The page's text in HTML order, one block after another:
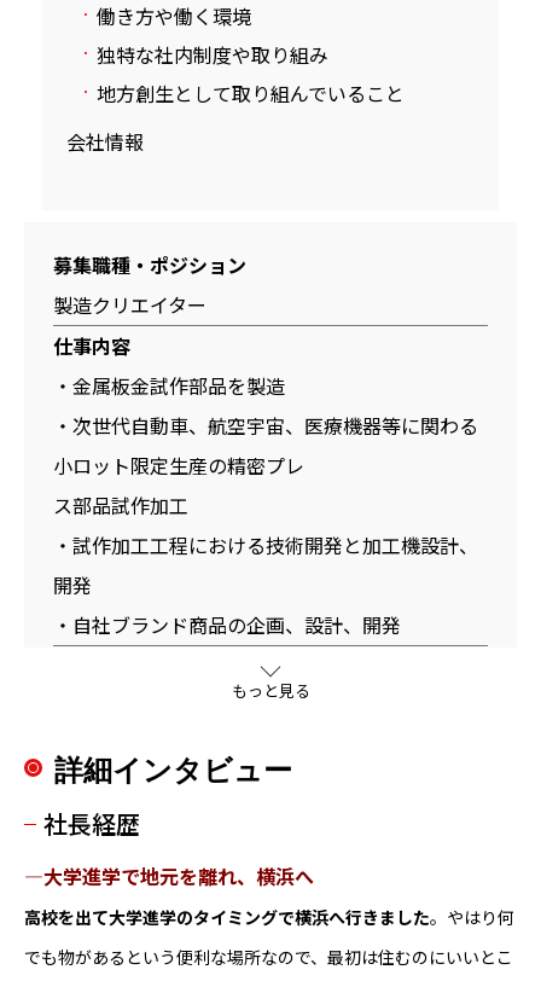
働き方や働く環境
独特な社内制度や取り組み
地方創生として取り組んでいること
会社情報
募集職種・ポジション
製造クリエイター
仕事内容
・金属板金試作部品を製造
・次世代自動車、航空宇宙、医療機器等に関わる
小ロット限定生産の精密プレ
ス部品試作加工
・試作加工工程における技術開発と加工機設計、
開発
・自社ブランド商品の企画、設計、開発
※経験やスキルによって異なります
中途入社の方は経験やスキルに応じて相談し決
定
【賞与】
もっと見る
詳細インタビュー
社長経歴
―大学進学で地元を離れ、横浜へ
高校を出て大学進学のタイミングで横浜へ行きました。やはり何
でも物があるという便利な場所なので、最初は住むのにいいとこ